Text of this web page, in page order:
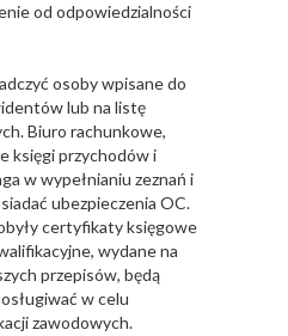
od odpowiedzialności
osoby wpisane do
lub na listę
Biuro rachunkowe,
księgi przychodów i
w wypełnianiu zeznań i
ubezpieczenia OC.
certyfikaty księgowe
wydane na
przepisów, będą
w celu
zawodowych.